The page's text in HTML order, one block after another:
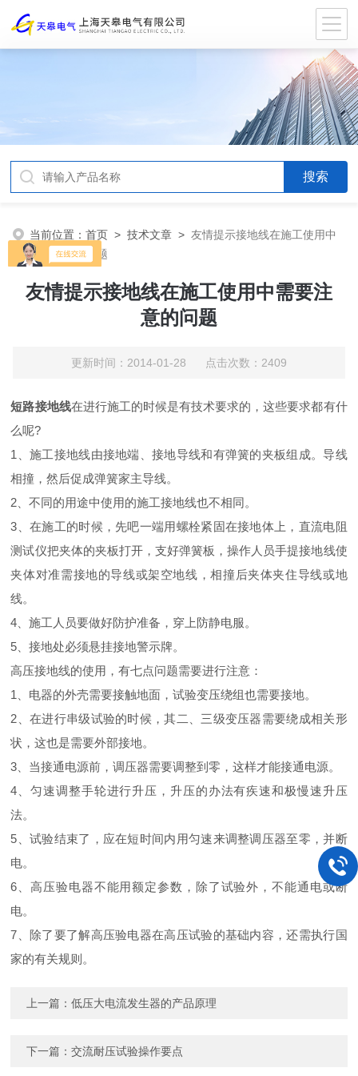
当前位置：首页 >技术文章 >友情提示接地线在施工使用中
需要注意的问题
友情提示接地线在施工使用中需要注
意的问题
更新时间：2014-01-28 点击次数：2409
短路接地线在进行施工的时候是有技术要求的，这些要求都有什
么呢?
1、施工接地线由接地端、接地导线和有弹簧的夹板组成。导线
相撞，然后促成弹簧家主导线。
2、不同的用途中使用的施工接地线也不相同。
3、在施工的时候，先吧一端用螺栓紧固在接地体上，直流电阻
测试仪把夹体的夹板打开，支好弹簧板，操作人员手提接地线使
夹体对准需接地的导线或架空地线，相撞后夹体夹住导线或地
线。
4、施工人员要做好防护准备，穿上防静电服。
5、接地处必须悬挂接地警示牌。
高压接地线的使用，有七点问题需要进行注意：
1、电器的外壳需要接触地面，试验变压绕组也需要接地。
2、在进行串级试验的时候，其二、三级变压器需要绕成相关形
状，这也是需要外部接地。
3、当接通电源前，调压器需要调整到零，这样才能接通电源。
4、匀速调整手轮进行升压，升压的办法有疾速和极慢速升压
法。
5、试验结束了，应在短时间内用匀速来调整调压器至零，并断
电。
6、高压验电器不能用额定参数，除了试验外，不能通电或断
电。
7、除了要了解高压验电器在高压试验的基础内容，还需执行国
家的有关规则。
上一篇：低压大电流发生器的产品原理
下一篇：交流耐压试验操作要点